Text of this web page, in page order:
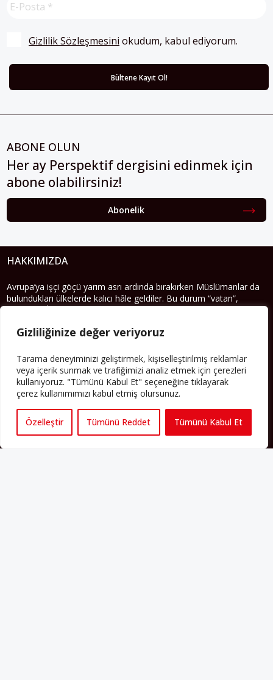
Gizliliğinize değer veriyoruz
Tarama deneyiminizi geliştirmek, kişiselleştirilmiş reklamlar
veya içerik sunmak ve trafiğimizi analiz etmek için çerezleri
kullanıyoruz. "Tümünü Kabul Et" seçeneğine tıklayarak
çerez kullanımımızı kabul etmiş olursunuz.
Özelleştir Tümünü Reddet Tümünü Kabul Et
Gizlilik Sözleşmesini okudum, kabul ediyorum.
ABONE OLUN
Her ay Perspektif dergisini edinmek için
abone olabilirsiniz!
Abonelik
HAKKIMIZDA
Avrupa’ya işçi göçü yarım asrı ardında bırakırken Müslümanlar da
bulundukları ülkelerde kalıcı hâle geldiler. Bu durum “vatan”,
cemaatin oluşması, hem yerleşik kültür ve siyasi düzen için, hem
Yazının devamı
PERSPEKTIF’I SOSYAL MEDYADA TAKIP EDEBILIRSINIZ